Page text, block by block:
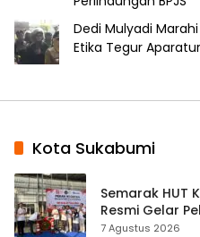
Dedi Mulyadi
Etika Tegur
Kota Sukabumi
Semarak HUT
Resmi Gelar
Tradisional
7 Agustus 2026